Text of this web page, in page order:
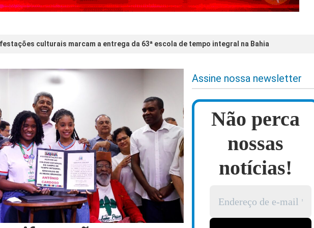
culturais marcam a entrega da 63ª escola de tempo integral na Bahia
Assine nossa newsletter
Não perca
nossas
notícias!